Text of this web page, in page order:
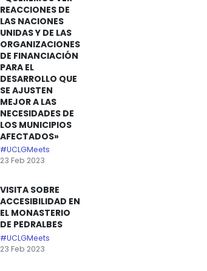
REACCIONES DE
LAS NACIONES
UNIDAS Y DE LAS
ORGANIZACIONES
DE FINANCIACIÓN
PARA EL
DESARROLLO QUE
SE AJUSTEN
MEJOR A LAS
NECESIDADES DE
LOS MUNICIPIOS
AFECTADOS»
#UCLGMeets
23 Feb 2023
VISITA SOBRE
ACCESIBILIDAD EN
EL MONASTERIO
DE PEDRALBES
#UCLGMeets
23 Feb 2023